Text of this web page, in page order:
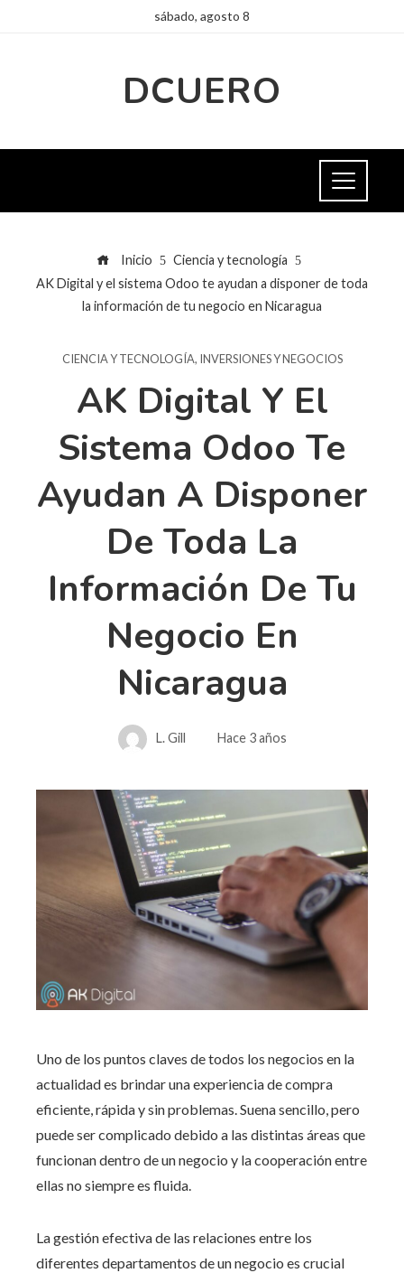
sábado, agosto 8
DCUERO
Inicio
Ciencia y tecnología
AK Digital y el sistema Odoo te ayudan a disponer de toda
la información de tu negocio en Nicaragua
CIENCIA Y TECNOLOGÍA, INVERSIONES Y NEGOCIOS
AK Digital Y El
Sistema Odoo Te
Ayudan A Disponer
De Toda La
Información De Tu
Negocio En
Nicaragua
L. Gill Hace 3 años
Uno de los puntos claves de todos los negocios en la
actualidad es brindar una experiencia de compra
eficiente, rápida y sin problemas. Suena sencillo, pero
puede ser complicado debido a las distintas áreas que
funcionan dentro de un negocio y la cooperación entre
ellas no siempre es fluida.
La gestión efectiva de las relaciones entre los
diferentes departamentos de un negocio es crucial